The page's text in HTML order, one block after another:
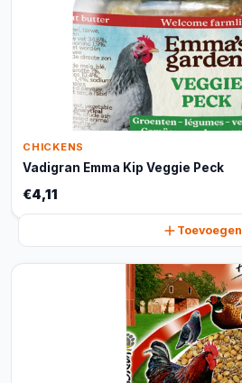
CHICKENS
Vadigran Emma Kip Veggie Peck
€4,11
Toevoegen